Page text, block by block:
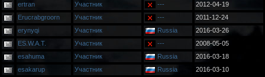
ertran
Участник ---
2012-04-19
Erucrabgroorn
Участник ---
2011-12-24
erynyqi
Участник Russia
2016-03-26
ES.W.A.T.
Участник ---
2008-05-05
esahuma
Участник Russia
2016-03-18
esakarup
Участник Russia
2016-03-10